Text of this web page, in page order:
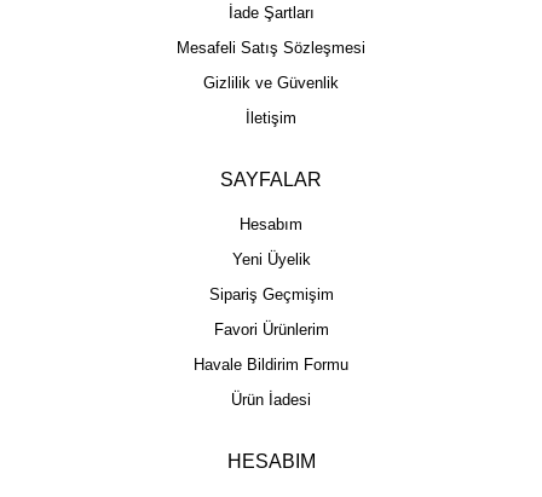
İade Şartları
Mesafeli Satış Sözleşmesi
Gizlilik ve Güvenlik
İletişim
SAYFALAR
Hesabım
Yeni Üyelik
Sipariş Geçmişim
Favori Ürünlerim
Havale Bildirim Formu
Ürün İadesi
HESABIM